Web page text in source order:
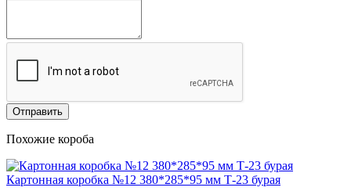
Отправить
Похожие короба
Картонная коробка №12 380*285*95 мм Т-23 бурая